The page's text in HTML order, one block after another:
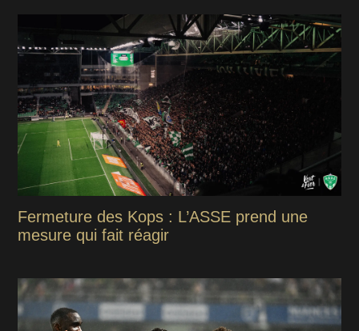
Fermeture des Kops : L’ASSE prend une
mesure qui fait réagir